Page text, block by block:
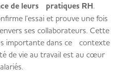
de leurs pratiques RH.
l’essai et prouve une fois
ses collaborateurs. Cette
importante dans ce contexte
de vie au travail est au cœur